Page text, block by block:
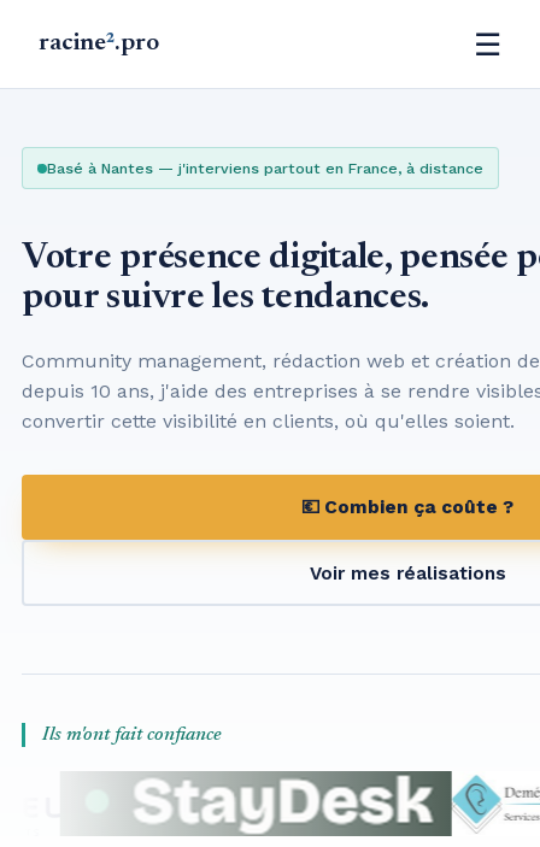
racine².pro ☰
Basé à Nantes — j'interviens partout en France, à distance
Votre présence digitale, pensée
pour suivre les tendances.
Community management, rédaction web et création
depuis 10 ans, j'aide des entreprises à se rendre
convertir cette visibilité en clients, où qu'elles soient.
💶 Combien ça coûte ?
Voir mes réalisations
Ils m'ont fait confiance